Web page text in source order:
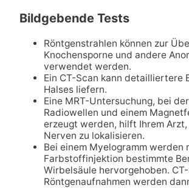
Bildgebende Tests
Röntgenstrahlen können zur
Knochensporne und andere
verwendet werden.
Ein CT-Scan kann detailliertere
Halses liefern.
Eine MRT-Untersuchung, bei
Radiowellen und einem
erzeugt werden, hilft Ihrem
Nerven zu lokalisieren.
Bei einem Myelogramm werden
Farbstoffinjektion bestimmte
Wirbelsäule hervorgehoben.
Röntgenaufnahmen werden